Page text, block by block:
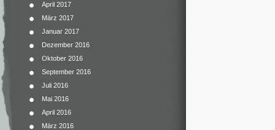
April 2017
März 2017
Januar 2017
Dezember 2016
Oktober 2016
September 2016
Juli 2016
Mai 2016
April 2016
März 2016